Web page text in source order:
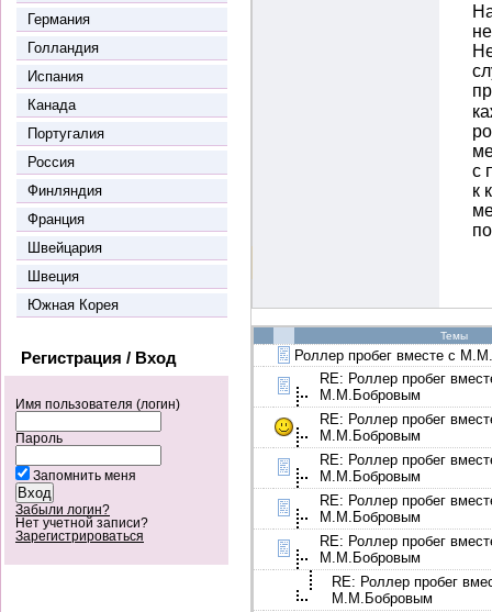
Германия
Голландия
Испания
Канада
Португалия
Россия
Финляндия
Франция
Швейцария
Швеция
Южная Корея
Регистрация / Вход
Имя пользователя (логин)
Пароль
Запомнить меня
Забыли логин?
Нет учетной записи?
Зарегистрироваться
с
к
Темы
Роллер пробег вместе с
RE: Роллер пробег
М.М.Бобровым
RE: Роллер пробег
М.М.Бобровым
RE: Роллер пробег
М.М.Бобровым
RE: Роллер пробег
М.М.Бобровым
RE: Роллер пробег
М.М.Бобровым
RE: Роллер пробег
М.М.Бобровым